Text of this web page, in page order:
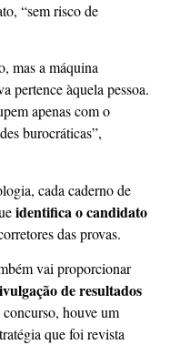
“sem risco de
mas a máquina
pertence àquela pessoa.
apenas com o
burocráticas”,
cada caderno de
identifica o candidato
das provas.
vai proporcionar
de resultados
houve um
que foi revista